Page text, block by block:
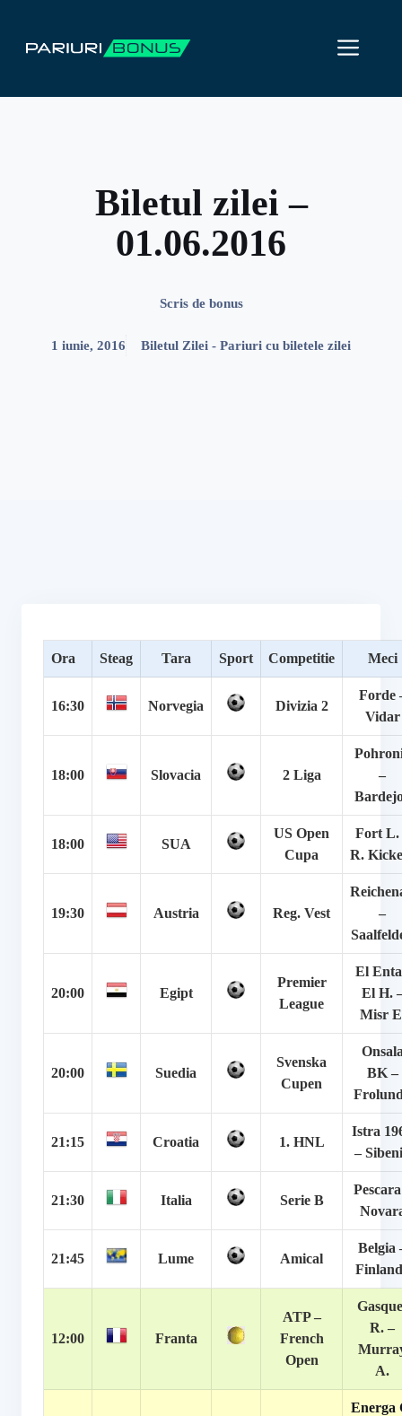
conținut
Biletul zilei –
01.06.2016
Scris de bonus
1 iunie, 2016 Biletul Zilei - Pariuri cu biletele zilei
Ora Steag Tara Sport Competitie Meci
16:30 Norvegia Divizia 2
Forde
Vidar
18:00 Slovacia 2 Liga
–
18:00 SUA
US Open
Cupa
Fort L.
R.
19:30 Austria Reg. Vest
–
20:00 Egipt
Premier
League
El
El H.
Misr
20:00 Suedia
Svenska
Cupen
BK –
21:15 Croatia 1. HNL
Istra
–
21:30 Italia Serie B
21:45 Lume Amical
Belgia
12:00 Franta
ATP –
French
Open
R. –
A.
Energa